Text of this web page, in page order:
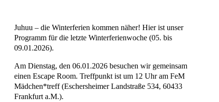
Juhuu – die Winterferien kommen näher! Hier ist unser
Programm für die letzte Winterferienwoche (05. bis
09.01.2026).
Am Dienstag, den 06.01.2026 besuchen wir gemeinsam
einen Escape Room. Treffpunkt ist um 12 Uhr am FeM
Mädchen*treff (Eschersheimer Landstraße 534, 60433
Frankfurt a.M.).